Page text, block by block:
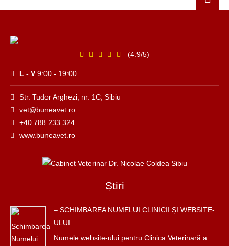
(4.9/5)
L - V 9:00 - 19:00
Str. Tudor Arghezi, nr. 1C, Sibiu
vet@buneavet.ro
+40 788 233 324
www.buneavet.ro
Știri
– SCHIMBAREA NUMELUI CLINICII ȘI WEBSITE-
ULUI
Numele website-ului pentru Clinica Veterinară a